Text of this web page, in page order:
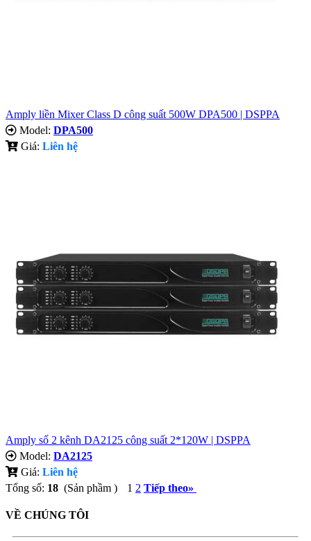
Amply liền Mixer Class D công suất 500W DPA500 | DSPPA
Model: DPA500
Giá: Liên hệ
Amply số 2 kênh DA2125 công suất 2*120W | DSPPA
Model: DA2125
Giá: Liên hệ
Tổng số: 18 (Sản phầm ) 1 2 Tiếp theo»
VỀ CHÚNG TÔI